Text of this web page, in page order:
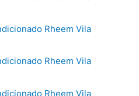
Rheem Vila
Rheem Vila
Rheem Vila